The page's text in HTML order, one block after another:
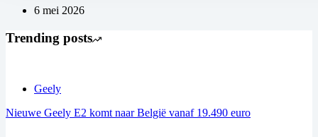
6 mei 2026
Trending posts
Geely
Nieuwe Geely E2 komt naar België vanaf 19.490 euro